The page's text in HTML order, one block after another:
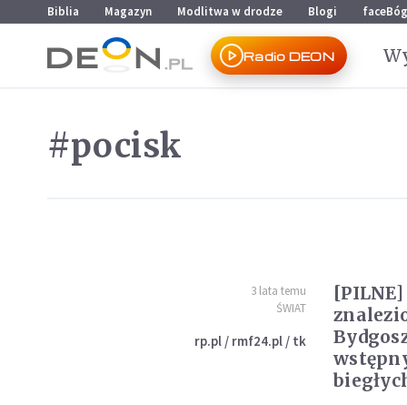
Przejdź do menu głównego
Przejdź do treści
Biblia Magazyn Modlitwa w drodze Blogi faceBóg
Radio DEON
#pocisk
3 lata temu
ŚWIAT
rp.pl / rmf24.pl / tk